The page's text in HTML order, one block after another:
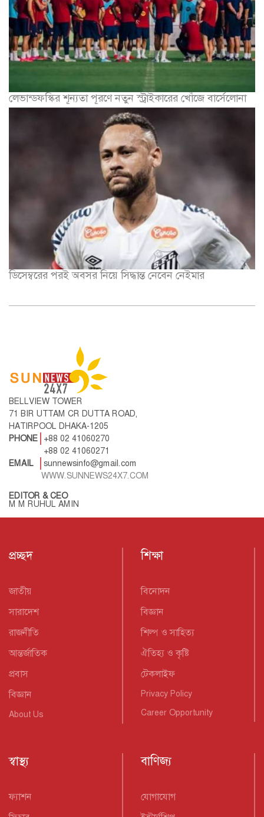
লেভান্ডফস্কির শূন্যতা পূরণে নতুন স্ট্রাইকারের খোঁজে বার্সেলোনা
ডিসেম্বরের পরই অবসর নিয়ে সিদ্ধান্ত নেবেন নেইমার
BELLVIEW TOWER
71 BIR UTTAM CR DUTTA ROAD,
HATIRPOOL DHAKA-1205
PHONE
+88 02 41060270
+88 02 41060271
EMAIL
sunnewsinfo@gmail.com
WWW.SUNNEWS24X7.COM
EDITOR & CEO
M M RUHUL AMIN
প্রচ্ছদ
জাতীয়
সারাদেশ
রাজনীতি
আন্তর্জাতিক
প্রবাস
বিজ্ঞান
About Us
শিক্ষা
বিনোদন
বিজ্ঞান
শিল্প ও সাহিত্য
ঐতিহ্য ও কৃষ্টি
টেকলাইফ
Privacy Policy
Career Opportunity
স্বাস্থ্য
ফ্যাশন
বাণিজ্য
যোগাযোগ